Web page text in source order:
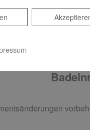
140 x 60 cm, RAL